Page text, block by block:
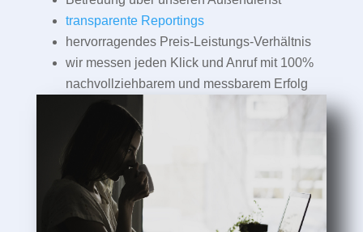
transparente Reportings
hervorragendes Preis-Leistungs-Verhältnis
wir messen jeden Klick und Anruf mit 100%
nachvollziehbarem und messbarem Erfolg